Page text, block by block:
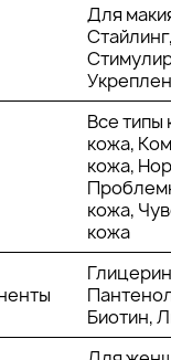
И ИХ
выпадение
в коже,
бровей. Повышает
их менее
способствует
формы и густоты
насыщает
и
рост
прочной.
Для
Стайлинг,
Все
кожа,
кожа,
кожа,
кожа
Биотин,